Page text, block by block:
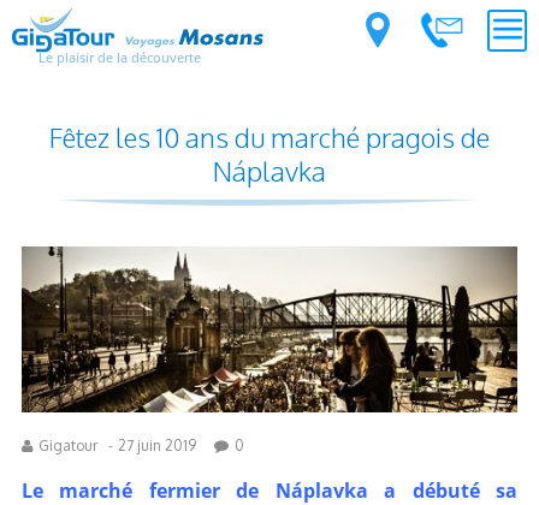
Le plaisir de la découverte
Fêtez les 10 ans du marché pragois de
Náplavka
Gigatour - 27 juin 2019 0
Le marché fermier de Náplavka a débuté sa